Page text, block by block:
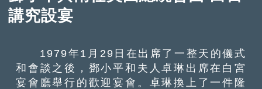
講究設宴
1979年1月29日在出席了一整天的儀式
和會談之後，鄧小平和夫人卓琳出席在白宮
宴會廳舉行的歡迎宴會。卓琳換上了一件隆